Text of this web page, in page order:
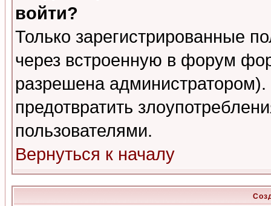
войти?
Только зарегистрированные
через встроенную в форум
разрешена
предотвратить
пользователями.
Вернуться к началу